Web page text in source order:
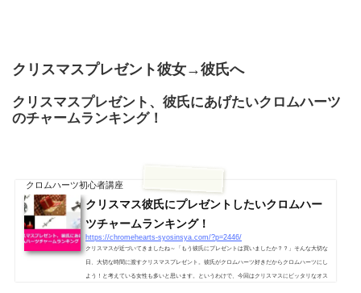
クリスマスプレゼント彼女→彼氏へ
クリスマスプレゼント、彼氏にあげたいクロムハーツ
のチャームランキング！
クロムハーツ初心者講座
クリスマス彼氏にプレゼントしたいクロムハー
ツチャームランキング！
https://chromehearts-syosinsya.com/?p=2446/
クリスマスが近づいてきましたね～「もう彼氏にプレゼントは買いましたか？？」そんな大切な
日、大切な時間に渡すクリスマスプレゼント。彼氏がクロムハーツ好きだからクロムハーツにし
よう！と考えている女性も多いと思います。というわけで、今回はクリスマスにピッタリなオス